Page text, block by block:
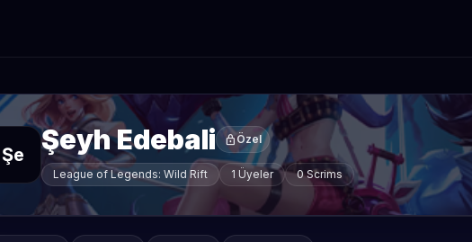
Şe Şeyh Edebali lockÖzel
League of Legends: Wild Rift 1 Üyeler 0 Scrims